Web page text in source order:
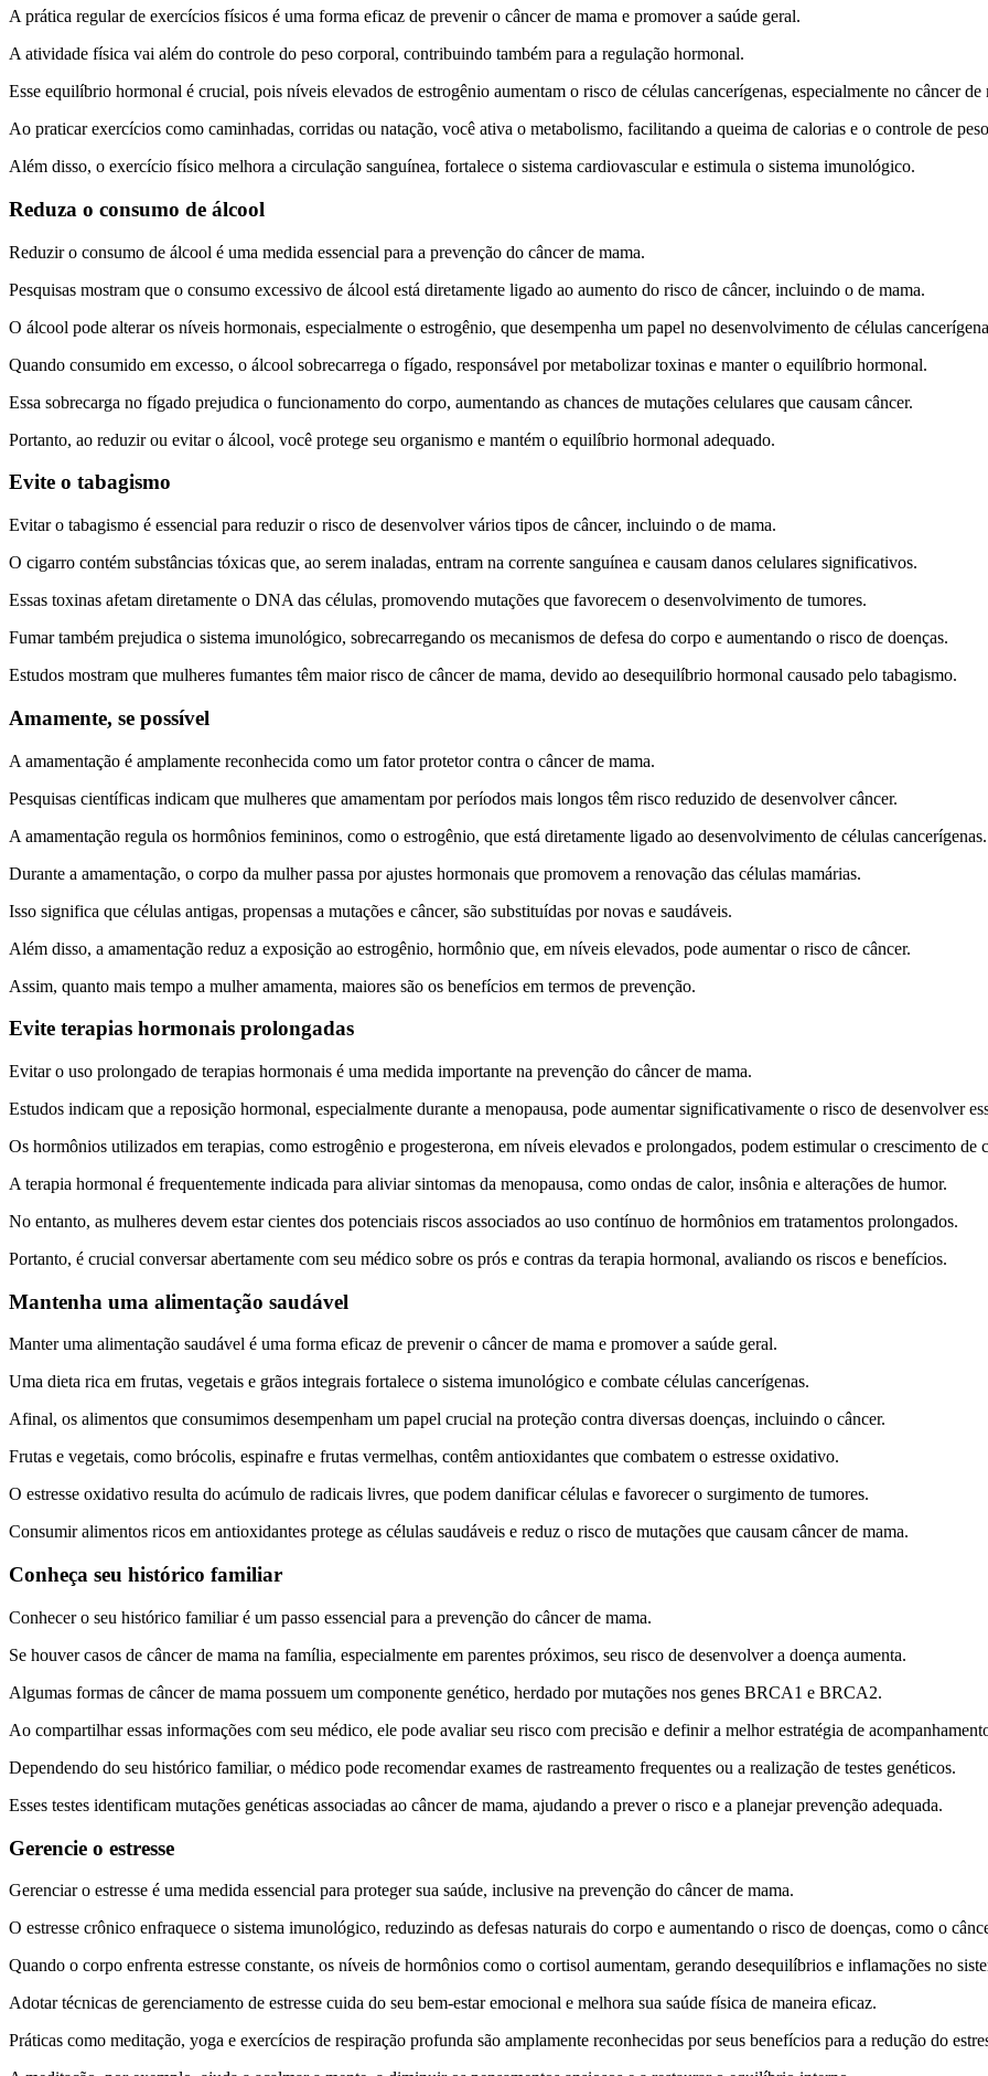
A prática regular de exercícios físicos é uma forma eficaz de prevenir o câncer de mama e promover a saúde geral.
A atividade física vai além do controle do peso corporal, contribuindo também para a regulação hormonal.
Esse equilíbrio hormonal é crucial, pois níveis elevados de estrogênio aumentam o risco de células cancerígenas, especialmente no câncer de
Ao praticar exercícios como caminhadas, corridas ou natação, você ativa o metabolismo, facilitando a queima de calorias e o controle de
Além disso, o exercício físico melhora a circulação sanguínea, fortalece o sistema cardiovascular e estimula o sistema imunológico.
Reduza o consumo de álcool
Reduzir o consumo de álcool é uma medida essencial para a prevenção do câncer de mama.
Pesquisas mostram que o consumo excessivo de álcool está diretamente ligado ao aumento do risco de câncer, incluindo o de mama.
O álcool pode alterar os níveis hormonais, especialmente o estrogênio, que desempenha um papel no desenvolvimento de células
Quando consumido em excesso, o álcool sobrecarrega o fígado, responsável por metabolizar toxinas e manter o equilíbrio hormonal.
Essa sobrecarga no fígado prejudica o funcionamento do corpo, aumentando as chances de mutações celulares que causam câncer.
Portanto, ao reduzir ou evitar o álcool, você protege seu organismo e mantém o equilíbrio hormonal adequado.
Evite o tabagismo
Evitar o tabagismo é essencial para reduzir o risco de desenvolver vários tipos de câncer, incluindo o de mama.
O cigarro contém substâncias tóxicas que, ao serem inaladas, entram na corrente sanguínea e causam danos celulares significativos.
Essas toxinas afetam diretamente o DNA das células, promovendo mutações que favorecem o desenvolvimento de tumores.
Fumar também prejudica o sistema imunológico, sobrecarregando os mecanismos de defesa do corpo e aumentando o risco de doenças.
Estudos mostram que mulheres fumantes têm maior risco de câncer de mama, devido ao desequilíbrio hormonal causado pelo tabagismo.
Amamente, se possível
A amamentação é amplamente reconhecida como um fator protetor contra o câncer de mama.
Pesquisas científicas indicam que mulheres que amamentam por períodos mais longos têm risco reduzido de desenvolver câncer.
A amamentação regula os hormônios femininos, como o estrogênio, que está diretamente ligado ao desenvolvimento de células cancerígenas.
Durante a amamentação, o corpo da mulher passa por ajustes hormonais que promovem a renovação das células mamárias.
Isso significa que células antigas, propensas a mutações e câncer, são substituídas por novas e saudáveis.
Além disso, a amamentação reduz a exposição ao estrogênio, hormônio que, em níveis elevados, pode aumentar o risco de câncer.
Assim, quanto mais tempo a mulher amamenta, maiores são os benefícios em termos de prevenção.
Evite terapias hormonais prolongadas
Evitar o uso prolongado de terapias hormonais é uma medida importante na prevenção do câncer de mama.
Estudos indicam que a reposição hormonal, especialmente durante a menopausa, pode aumentar significativamente o risco de desenvolver
Os hormônios utilizados em terapias, como estrogênio e progesterona, em níveis elevados e prolongados, podem estimular o crescimento de
A terapia hormonal é frequentemente indicada para aliviar sintomas da menopausa, como ondas de calor, insônia e alterações de humor.
No entanto, as mulheres devem estar cientes dos potenciais riscos associados ao uso contínuo de hormônios em tratamentos prolongados.
Portanto, é crucial conversar abertamente com seu médico sobre os prós e contras da terapia hormonal, avaliando os riscos e benefícios.
Mantenha uma alimentação saudável
Manter uma alimentação saudável é uma forma eficaz de prevenir o câncer de mama e promover a saúde geral.
Uma dieta rica em frutas, vegetais e grãos integrais fortalece o sistema imunológico e combate células cancerígenas.
Afinal, os alimentos que consumimos desempenham um papel crucial na proteção contra diversas doenças, incluindo o câncer.
Frutas e vegetais, como brócolis, espinafre e frutas vermelhas, contêm antioxidantes que combatem o estresse oxidativo.
O estresse oxidativo resulta do acúmulo de radicais livres, que podem danificar células e favorecer o surgimento de tumores.
Consumir alimentos ricos em antioxidantes protege as células saudáveis e reduz o risco de mutações que causam câncer de mama.
Conheça seu histórico familiar
Conhecer o seu histórico familiar é um passo essencial para a prevenção do câncer de mama.
Se houver casos de câncer de mama na família, especialmente em parentes próximos, seu risco de desenvolver a doença aumenta.
Algumas formas de câncer de mama possuem um componente genético, herdado por mutações nos genes BRCA1 e BRCA2.
Ao compartilhar essas informações com seu médico, ele pode avaliar seu risco com precisão e definir a melhor estratégia de
Dependendo do seu histórico familiar, o médico pode recomendar exames de rastreamento frequentes ou a realização de testes genéticos.
Esses testes identificam mutações genéticas associadas ao câncer de mama, ajudando a prever o risco e a planejar prevenção adequada.
Gerencie o estresse
Gerenciar o estresse é uma medida essencial para proteger sua saúde, inclusive na prevenção do câncer de mama.
O estresse crônico enfraquece o sistema imunológico, reduzindo as defesas naturais do corpo e aumentando o risco de doenças, como o
Quando o corpo enfrenta estresse constante, os níveis de hormônios como o cortisol aumentam, gerando desequilíbrios e inflamações no
Adotar técnicas de gerenciamento de estresse cuida do seu bem-estar emocional e melhora sua saúde física de maneira eficaz.
Práticas como meditação, yoga e exercícios de respiração profunda são amplamente reconhecidas por seus benefícios para a redução do